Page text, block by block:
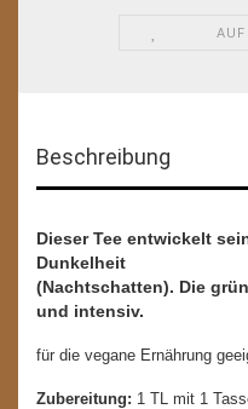
AUF
Beschreibung
Dieser Tee entwickelt
Dunkelheit
(Nachtschatten). Die
und intensiv.
für die vegane Ernährung
Zubereitung: 1 TL mit 1